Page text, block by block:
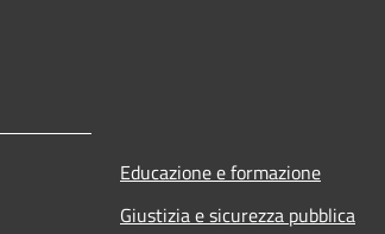
Educazione e formazione
Giustizia e sicurezza pubblica